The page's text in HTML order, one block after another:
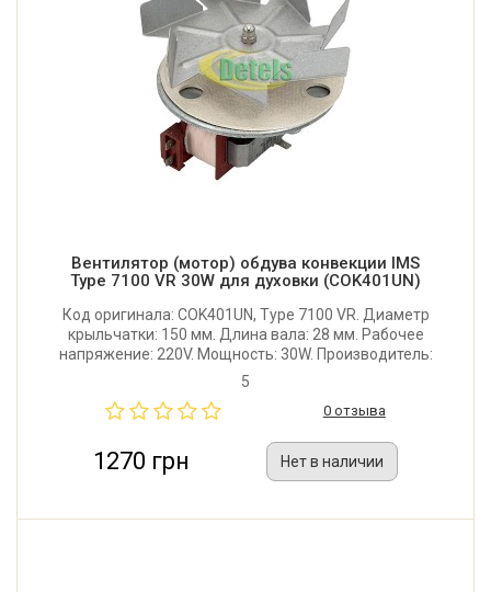
Вентилятор (мотор) обдува конвекции IMS
Type 7100 VR 30W для духовки (COK401UN)
Код оригинала: COK401UN, Type 7100 VR. Диаметр
крыльчатки: 150 мм. Длина вала: 28 мм. Рабочее
напряжение: 220V. Мощность: 30W. Производитель:
IMS s.r.l. (Италия).
5
0 отзыва
1270 грн Нет в наличии